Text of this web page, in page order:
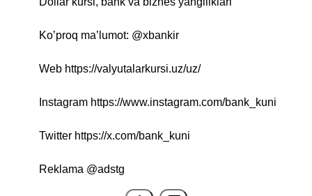
Ko’proq ma’lumot: @xbankir
Web https://valyutalarkursi.uz/uz/
Instagram https://www.instagram.com/bank_kuni
Twitter https://x.com/bank_kuni
Reklama @adstg